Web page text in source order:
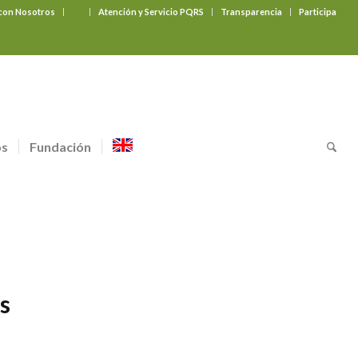
Nosotros Atención y Servicio PQRS Transparencia Participa
Fundación